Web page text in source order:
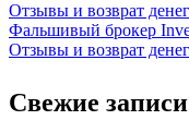
Отзывы и возврат денег
Фальшивый брокер
Отзывы и возврат денег
Свежие записи